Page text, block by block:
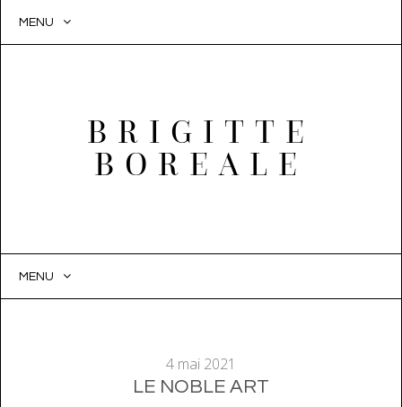
MENU
BRIGITTE
BOREALE
MENU
4 mai 2021
LE NOBLE ART